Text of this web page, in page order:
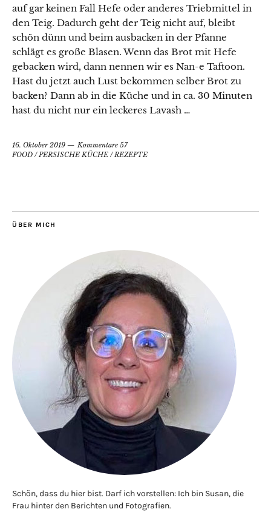
auf gar keinen Fall Hefe oder anderes Triebmittel in
den Teig. Dadurch geht der Teig nicht auf, bleibt
schön dünn und beim ausbacken in der Pfanne
schlägt es große Blasen. Wenn das Brot mit Hefe
gebacken wird, dann nennen wir es Nan-e Taftoon.
Hast du jetzt auch Lust bekommen selber Brot zu
backen? Dann ab in die Küche und in ca. 30 Minuten
hast du nicht nur ein leckeres Lavash …
16. Oktober 2019
Kommentare 57
FOOD /PERSISCHE KÜCHE /REZEPTE
ÜBER MICH
Schön, dass du hier bist. Darf ich vorstellen: Ich bin Susan, die
Frau hinter den Berichten und Fotografien.